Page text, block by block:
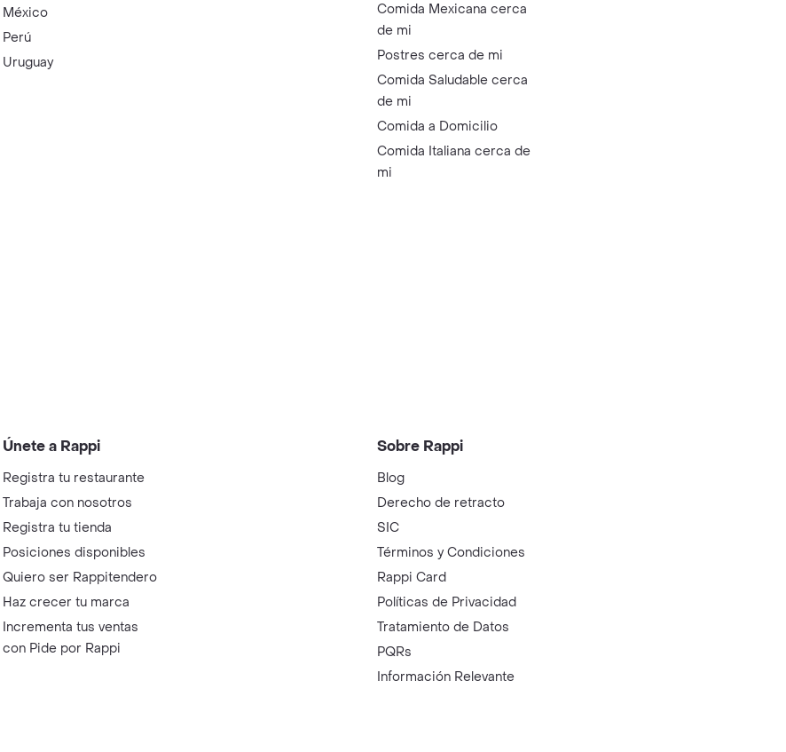
México
Perú
Uruguay
Comida Mexicana cerca
de mi
Postres cerca de mi
Comida Saludable cerca
de mi
Comida a Domicilio
Comida Italiana cerca de
mi
Únete a Rappi
Registra tu restaurante
Trabaja con nosotros
Registra tu tienda
Posiciones disponibles
Quiero ser Rappitendero
Haz crecer tu marca
Incrementa tus ventas
con Pide por Rappi
Sobre Rappi
Blog
Derecho de retracto
SIC
Términos y Condiciones
Rappi Card
Políticas de Privacidad
Tratamiento de Datos
PQRs
Información Relevante